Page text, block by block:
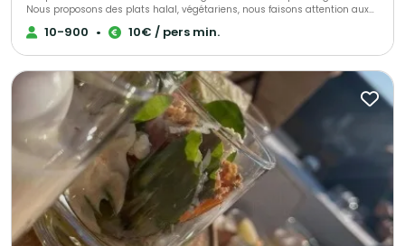
Nous proposons des plats halal, végétariens, nous faisons attention aux
personnes qui ont des allergies. Nous travaillons nos produits par nos
soins, tout est fait maison dans la créativité et l’inventivité. Tout est
10-900 • 10€ / pers min.